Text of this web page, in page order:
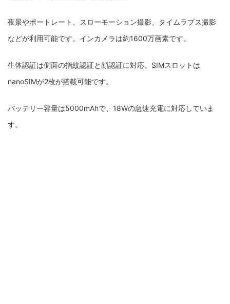
夜景やポートレート、スローモーション撮影、タイムラプス撮影
などが利用可能です。インカメラは約1600万画素です。
生体認証は側面の指紋認証と顔認証に対応。SIMスロットは
nanoSIMが2枚が搭載可能です。
バッテリー容量は5000mAhで、18Wの急速充電に対応していま
す。